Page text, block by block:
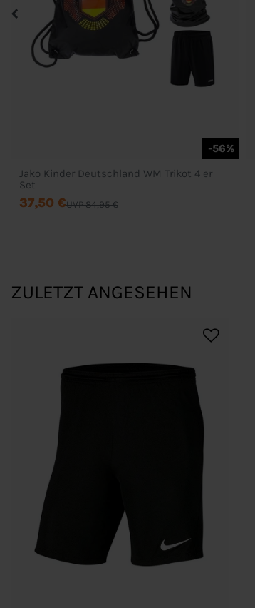
-56%
Jako Kinder Deutschland WM Trikot 4 er
Set
UVP 84,95 €
37,50 €
ZULETZT ANGESEHEN